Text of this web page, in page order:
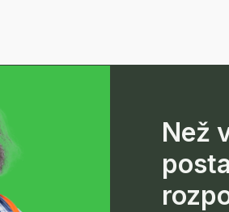
Než